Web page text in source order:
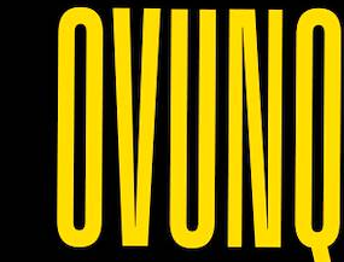
con Civitanova avanti di due,
tornare avanti nel
con l’ace di Bottolo, ma è
lontano gli avversari.
qualche imprecisione
e compagni reggono